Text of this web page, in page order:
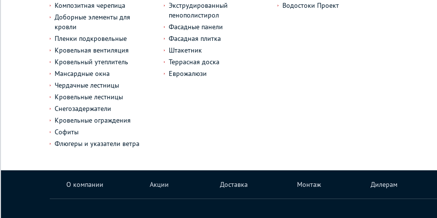
Композитная черепица
Доборные элементы для
кровли
Пленки подкровельные
Кровельная вентиляция
Кровельный утеплитель
Мансардные окна
Чердачные лестницы
Кровельные лестницы
Снегозадержатели
Кровельные ограждения
Софиты
Флюгеры и указатели ветра
Экструдированный
пенополистирол
Фасадные панели
Фасадная плитка
Штакетник
Террасная доска
Еврожалюзи
Водостоки Проект
О компании Акции Доставка Монтаж Дилерам